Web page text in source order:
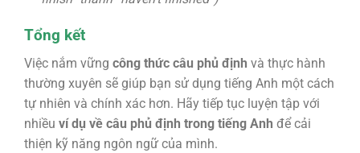
Tổng kết
Việc nắm vững công thức câu phủ định và thực hành
thường xuyên sẽ giúp bạn sử dụng tiếng Anh một cách
tự nhiên và chính xác hơn. Hãy tiếp tục luyện tập với
nhiều ví dụ về câu phủ định trong tiếng Anh để cải
thiện kỹ năng ngôn ngữ của mình.